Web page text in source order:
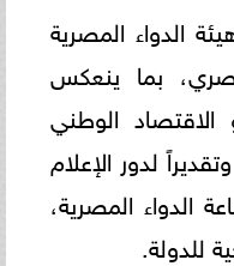
الدواء المصرية
بما ينعكس
الوطني
لدور الإعلام
الدواء المصرية،
للدولة.